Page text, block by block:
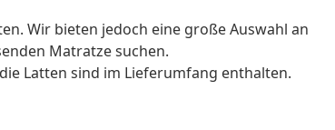
Wir bieten jedoch eine große Auswahl an
Matratze suchen.
Latten sind im Lieferumfang enthalten.